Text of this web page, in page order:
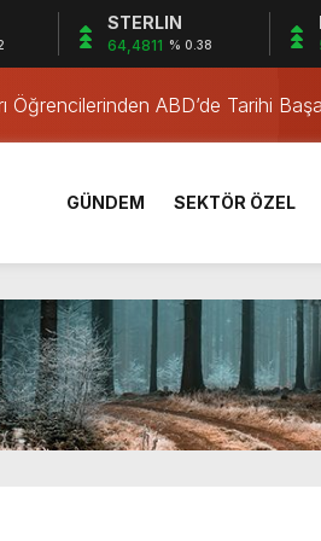
STERLIN
64,4811 % 0.38
Geçti
Neoscience Olimpiyatları’nda
Öğrencilerinden ABD’de Tarihi
vurulmuş! Acılı anne:
Tehlikesini Önledi
Alevler birden yükseldi
teslim oldu
korunma eğitimi
6 bin 600 kilogram pil geri
Geçti
Neoscience Olimpiyatları’nda
GÜNDEM SEKTÖR ÖZEL